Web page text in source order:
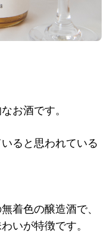
お酒です。
ると思われている
着色の醸造酒で、
いが特徴です。